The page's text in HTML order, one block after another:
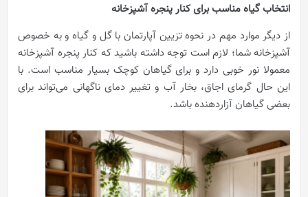
انتخاب گیاه مناسب برای کنار پنجره آشپزخانه
از دیگر موارد مهم در نحوه تزیین آپارتمان با گل و گیاه و به خصوص
آشپزخانه شما؛ لازم است توجه داشته باشید که کنار پنجره آشپزخانه
معمولا نور خوبی دارد و برای گیاهان کوچک بسیار مناسب است. با
این حال گرمای اجاق، بخار آب و تغییر دمای ناگهانی می‌تواند برای
بعضی گیاهان آزاردهنده باشد.